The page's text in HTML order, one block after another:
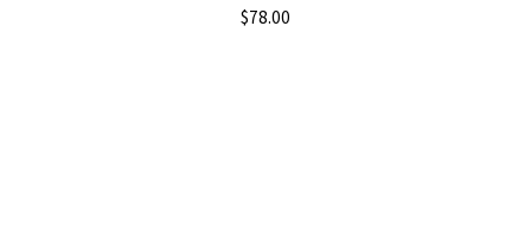
$78.00